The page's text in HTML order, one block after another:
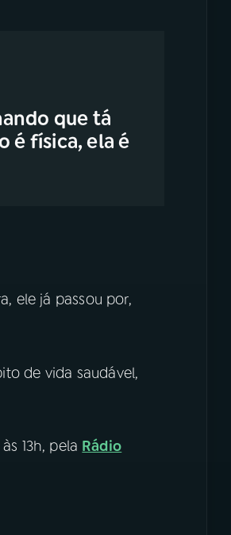
que tá
é física, ela é
ele já passou por,
de vida saudável,
13h, pela Rádio